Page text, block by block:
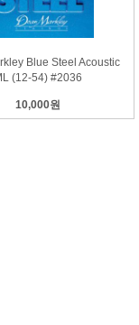
Blue Steel Acoustic
(12-54) #2036
10,000원